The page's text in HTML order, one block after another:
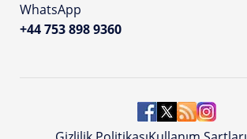
WhatsApp
+44 753 898 9360